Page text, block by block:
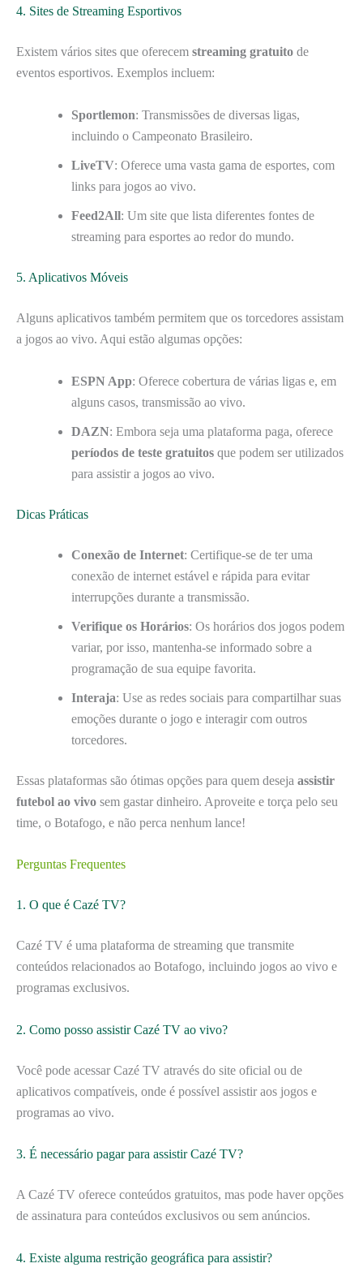
4. Sites de Streaming Esportivos
Existem vários sites que oferecem streaming gratuito de
eventos esportivos. Exemplos incluem:
Sportlemon: Transmissões de diversas ligas,
incluindo o Campeonato Brasileiro.
LiveTV: Oferece uma vasta gama de esportes, com
links para jogos ao vivo.
Feed2All: Um site que lista diferentes fontes de
streaming para esportes ao redor do mundo.
5. Aplicativos Móveis
Alguns aplicativos também permitem que os torcedores assistam
a jogos ao vivo. Aqui estão algumas opções:
ESPN App: Oferece cobertura de várias ligas e, em
alguns casos, transmissão ao vivo.
DAZN: Embora seja uma plataforma paga, oferece
períodos de teste gratuitos que podem ser utilizados
para assistir a jogos ao vivo.
Dicas Práticas
Conexão de Internet: Certifique-se de ter uma
conexão de internet estável e rápida para evitar
interrupções durante a transmissão.
Verifique os Horários: Os horários dos jogos podem
variar, por isso, mantenha-se informado sobre a
programação de sua equipe favorita.
Interaja: Use as redes sociais para compartilhar suas
emoções durante o jogo e interagir com outros
torcedores.
Essas plataformas são ótimas opções para quem deseja assistir
futebol ao vivo sem gastar dinheiro. Aproveite e torça pelo seu
time, o Botafogo, e não perca nenhum lance!
Perguntas Frequentes
1. O que é Cazé TV?
Cazé TV é uma plataforma de streaming que transmite
conteúdos relacionados ao Botafogo, incluindo jogos ao vivo e
programas exclusivos.
2. Como posso assistir Cazé TV ao vivo?
Você pode acessar Cazé TV através do site oficial ou de
aplicativos compatíveis, onde é possível assistir aos jogos e
programas ao vivo.
3. É necessário pagar para assistir Cazé TV?
A Cazé TV oferece conteúdos gratuitos, mas pode haver opções
de assinatura para conteúdos exclusivos ou sem anúncios.
4. Existe alguma restrição geográfica para assistir?